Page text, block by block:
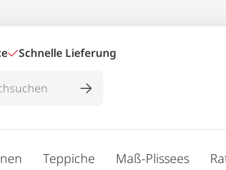
Schnelle Lieferung
Teppiche Maß-Plissees